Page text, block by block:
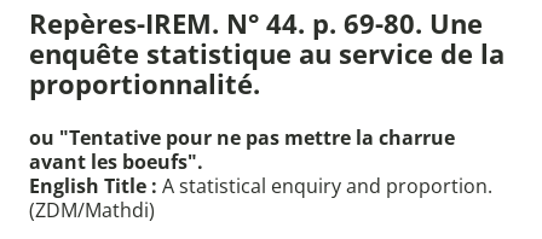
Repères-IREM. N° 44. p. 69-80. Une
enquête statistique au service de la
proportionnalité.
ou "Tentative pour ne pas mettre la charrue
avant les boeufs".
English Title : A statistical enquiry and proportion.
(ZDM/Mathdi)